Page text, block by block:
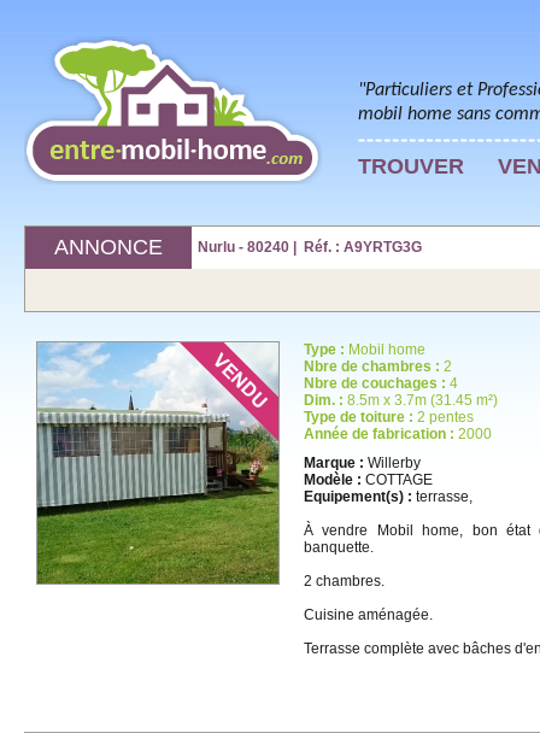
"Particuliers et
mobil home sans
TROUVER
ANNONCE Nurlu - 80240 | Réf. : A9YRTG3G
Type : Mobil home
Nbre de chambres : 2
Nbre de couchages : 4
Dim. : 8.5m x 3.7m (31.45 m²)
Type de toiture : 2 pentes
Année de fabrication : 2000
Marque : Willerby
Modèle : COTTAGE
Equipement(s) : terrasse,
À vendre Mobil home, bon état
banquette.
2 chambres.
Cuisine aménagée.
Terrasse complète avec bâches